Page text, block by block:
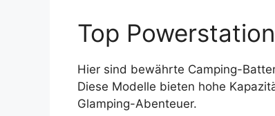
Top
Hier sind bewährte Camping-
Diese Modelle bieten hohe
Glamping-Abenteuer.